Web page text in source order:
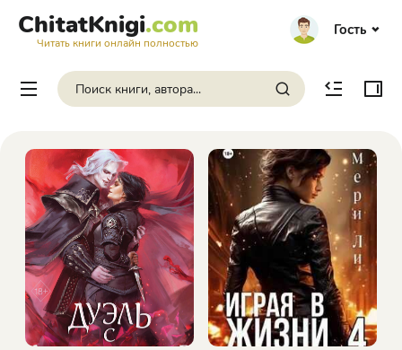
ChitatKnigi.com
Читать книги онлайн полностью
Гость